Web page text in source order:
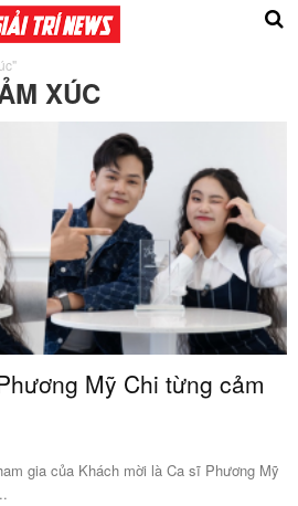
XÚC
Mỹ Chi từng cảm
gia của Khách mời là Ca sĩ Phương Mỹ